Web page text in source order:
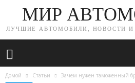
МИР
ЛУЧШИЕ АВТОМОБИЛИ, НОВОСТИ И
Домой Статьи Зачем нужен таможенный